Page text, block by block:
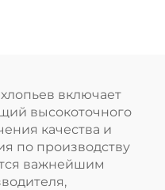
включает
высокоточного
качества и
по производству
важнейшим